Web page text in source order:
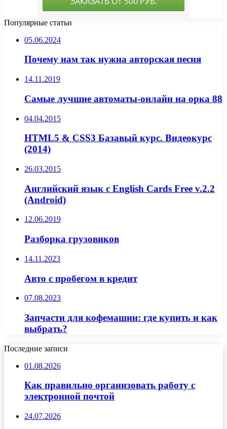
Популярные статьи
05.06.2024
Почему нам так нужна авторская песня
14.11.2019
Самые лучшие автоматы-онлайн на орка 88
04.04.2015
HTML5 & CSS3 Базавый курс. Видеокурс
(2014)
26.03.2015
Английский язык с English Cards Free v.2.2
(Android)
12.06.2019
Разборка грузовиков
14.11.2023
Авто с пробегом в кредит
07.08.2023
Запчасти для кофемашин: где купить и как
выбрать?
Последние записи
01.08.2026
Как правильно организовать работу с
электронной почтой
24.07.2026